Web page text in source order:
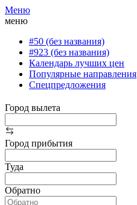
Меню
меню
#50 (без названия)
#923 (без названия)
Календарь лучших цен
Популярные направления
Спецпредложения
Город вылета
Город прибытия
Туда
Обратно